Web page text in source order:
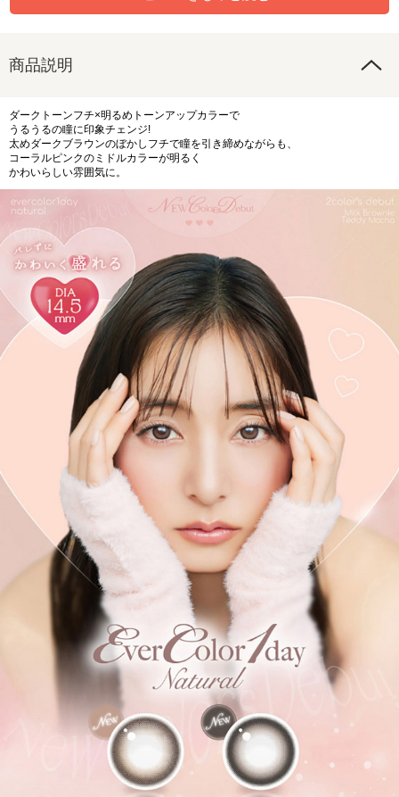
商品説明
ダークトーンフチ×明るめトーンアップカラーで
うるうるの瞳に印象チェンジ!
太めダークブラウンのぼかしフチで瞳を引き締めながらも、
コーラルピンクのミドルカラーが明るく
かわいらしい雰囲気に。